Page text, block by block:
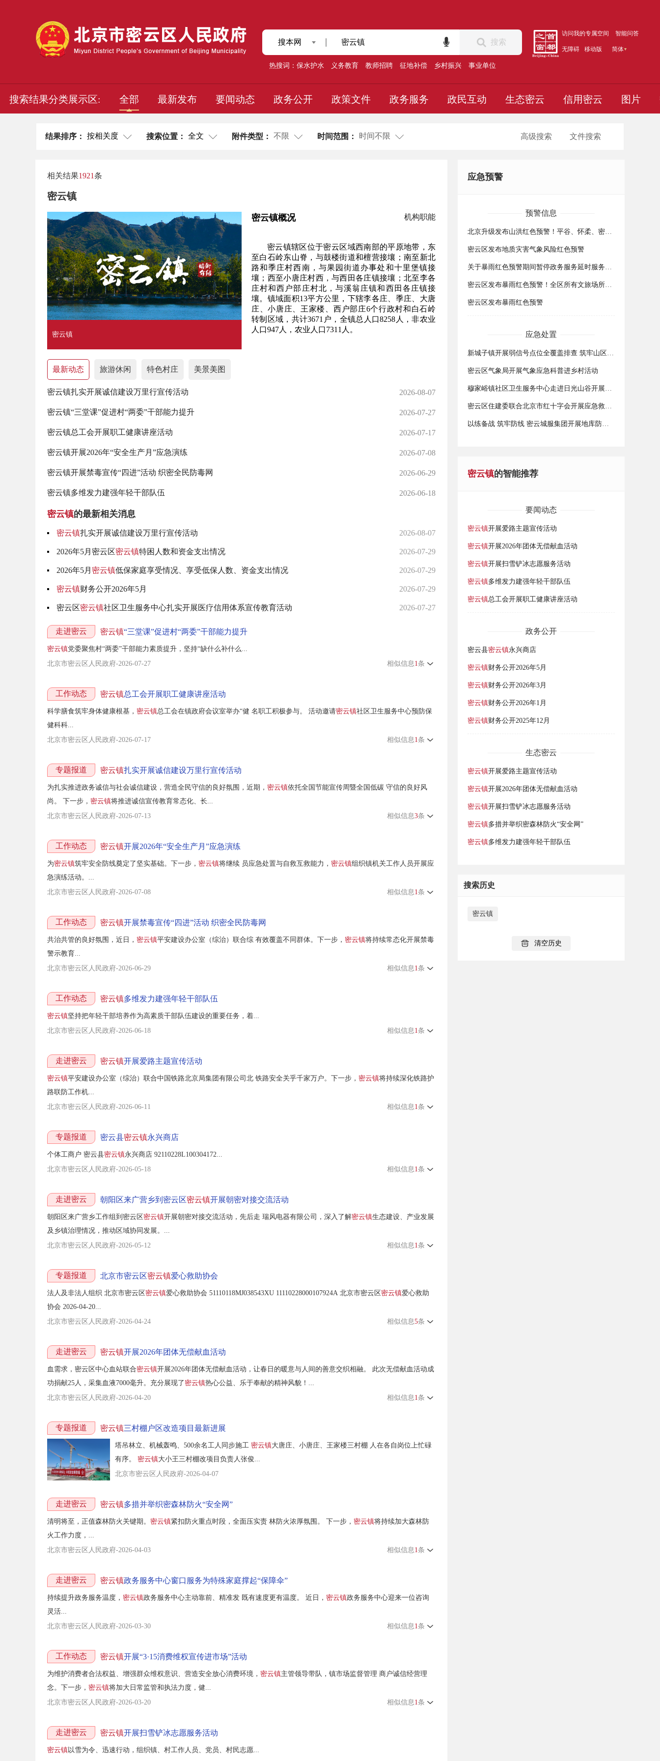
搜本网 搜索
热搜词： 保水护水 义务教育 教师招聘 征地补偿 乡村振兴 事业单位
访问我的专属空间 智能问答
无障碍 移动版 简体
搜索结果分类展示区: 全部 最新发布 要闻动态 政务公开 政策文件 政务服务 政民互动 生态密云 信用密云 图片
结果排序： 按相关度 搜索位置： 全文 附件类型： 不限 时间范围： 时间不限 高级搜索 文件搜索
相关结果1921条
密云镇
密云镇
密云镇概况 机构职能
密云镇辖区位于密云区域西南部的平原地带，东
至白石岭东山脊，与鼓楼街道和檀营接壤；南至新北
路和季庄村西南，与果园街道办事处和十里堡镇接
壤；西至小唐庄村西，与西田各庄镇接壤；北至李各
庄村和西户部庄村北，与溪翁庄镇和西田各庄镇接
壤。镇域面积13平方公里，下辖李各庄、季庄、大唐
庄、小唐庄、王家楼、西户部庄6个行政村和白石岭
转制区域，共计3671户，全镇总人口8258人，非农业
人口947人，农业人口7311人。
最新动态 旅游休闲 特色村庄 美景美图
密云镇扎实开展诚信建设万里行宣传活动 2026-08-07
密云镇“三堂课”促进村“两委”干部能力提升 2026-07-27
密云镇总工会开展职工健康讲座活动 2026-07-17
密云镇开展2026年“安全生产月”应急演练 2026-07-08
密云镇开展禁毒宣传“四进”活动 织密全民防毒网 2026-06-29
密云镇多维发力建强年轻干部队伍 2026-06-18
密云镇的最新相关消息
密云镇扎实开展诚信建设万里行宣传活动 2026-08-07
2026年5月密云区密云镇特困人数和资金支出情况 2026-07-29
2026年5月 密云镇低保家庭享受情况、享受低保人数、资金支出情况 2026-07-29
密云镇财务公开2026年5月 2026-07-29
密云区密云镇社区卫生服务中心扎实开展医疗信用体系宣传教育活动 2026-07-27
走进密云 密云镇“三堂课”促进村“两委”干部能力提升
密云镇党委聚焦村“两委”干部能力素质提升，坚持“缺什么补什么...
北京市密云区人民政府-2026-07-27
相似信息1条
工作动态 密云镇总工会开展职工健康讲座活动
科学膳食筑牢身体健康根基， 密云镇总工会在镇政府会议室举办“健 名职工积极参与。 活动邀请密云镇社区卫生服务中心预防保
健科科...
北京市密云区人民政府-2026-07-17
相似信息1条
专题报道 密云镇扎实开展诚信建设万里行宣传活动
为扎实推进政务诚信与社会诚信建设，营造全民守信的良好氛围，近期， 密云镇依托全国节能宣传周暨全国低碳 守信的良好风
尚。 下一步， 密云镇将推进诚信宣传教育常态化、长...
北京市密云区人民政府-2026-07-13
相似信息3条
工作动态 密云镇开展2026年“安全生产月”应急演练
为密云镇筑牢安全防线奠定了坚实基础。下一步， 密云镇将继续 员应急处置与自救互救能力， 密云镇组织镇机关工作人员开展应
急演练活动。...
北京市密云区人民政府-2026-07-08
相似信息1条
工作动态 密云镇开展禁毒宣传“四进”活动 织密全民防毒网
共治共管的良好氛围，近日， 密云镇平安建设办公室（综治）联合综 有效覆盖不同群体。下一步， 密云镇将持续常态化开展禁毒
警示教育...
北京市密云区人民政府-2026-06-29
相似信息1条
工作动态 密云镇多维发力建强年轻干部队伍
密云镇坚持把年轻干部培养作为高素质干部队伍建设的重要任务，着...
北京市密云区人民政府-2026-06-18
相似信息1条
走进密云 密云镇开展爱路主题宣传活动
密云镇平安建设办公室（综治）联合中国铁路北京局集团有限公司北 铁路安全关乎千家万户。下一步， 密云镇将持续深化铁路护
路联防工作机...
北京市密云区人民政府-2026-06-11
相似信息1条
专题报道 密云县密云镇永兴商店
个体工商户 密云县密云镇永兴商店 92110228L100304172...
北京市密云区人民政府-2026-05-18
相似信息1条
走进密云 朝阳区来广营乡到密云区密云镇开展朝密对接交流活动
朝阳区来广营乡工作组到密云区 密云镇开展朝密对接交流活动，先后走 瑞风电器有限公司，深入了解密云镇生态建设、产业发展
及乡镇治理情况，推动区域协同发展。...
北京市密云区人民政府-2026-05-12
相似信息1条
专题报道 北京市密云区密云镇爱心救助协会
法人及非法人组织 北京市密云区 密云镇爱心救助协会 51110118MJ038543XU 11110228000107924A 北京市密云区 密云镇爱心救助
协会 2026-04-20...
北京市密云区人民政府-2026-04-24
相似信息5条
走进密云 密云镇开展2026年团体无偿献血活动
血需求，密云区中心血站联合密云镇开展2026年团体无偿献血活动，让春日的暖意与人间的善意交织相融。 此次无偿献血活动成
功捐献25人，采集血液7000毫升。充分展现了 密云镇热心公益、乐于奉献的精神风貌！...
北京市密云区人民政府-2026-04-20
相似信息1条
专题报道 密云镇三村棚户区改造项目最新进展
塔吊林立、机械轰鸣、500余名工人同步施工 密云镇大唐庄、小唐庄、王家楼三村棚 人在各自岗位上忙碌
有序。 密云镇大小王三村棚改项目负责人张俊...
北京市密云区人民政府-2026-04-07
走进密云 密云镇多措并举织密森林防火“安全网”
清明将至，正值森林防火关键期。 密云镇紧扣防火重点时段，全面压实责 林防火浓厚氛围。 下一步， 密云镇将持续加大森林防
火工作力度，...
北京市密云区人民政府-2026-04-03
相似信息1条
走进密云 密云镇政务服务中心窗口服务为特殊家庭撑起“保障伞”
持续提升政务服务温度， 密云镇政务服务中心主动靠前、精准发 既有速度更有温度。 近日， 密云镇政务服务中心迎来一位咨询
灵活...
北京市密云区人民政府-2026-03-30
相似信息1条
工作动态 密云镇开展“3·15消费维权宣传进市场”活动
为维护消费者合法权益、增强群众维权意识、营造安全放心消费环境， 密云镇主管领导带队，镇市场监督管理 商户诚信经营理
念。下一步， 密云镇将加大日常监管和执法力度，健...
北京市密云区人民政府-2026-03-20
相似信息1条
走进密云 密云镇开展扫雪铲冰志愿服务活动
密云镇以雪为令、迅速行动，组织镇、村工作人员、党员、村民志愿...
应急预警
预警信息
北京升级发布山洪红色预警！平谷、怀柔、密云、房山、门头沟区山洪可能性很大，请远离山洪沟道！
密云区发布地质灾害气象风险红色预警
关于暴雨红色预警期间暂停政务服务延时服务的通知
密云区发布暴雨红色预警！全区所有文旅场所临时关停
密云区发布暴雨红色预警
应急处置
新城子镇开展弱信号点位全覆盖排查 筑牢山区应急通信安全防线
密云区气象局开展气象应急科普进乡村活动
穆家峪镇社区卫生服务中心走进日光山谷开展夏日健康安全与应急救护专题培训
密云区住建委联合北京市红十字会开展应急救护培训
以练备战 筑牢防线 密云城服集团开展地库防汛应急演练
密云镇的智能推荐
要闻动态
密云镇开展爱路主题宣传活动
密云镇开展2026年团体无偿献血活动
密云镇开展扫雪铲冰志愿服务活动
密云镇多维发力建强年轻干部队伍
密云镇总工会开展职工健康讲座活动
政务公开
密云县密云镇永兴商店
密云镇财务公开2026年5月
密云镇财务公开2026年3月
密云镇财务公开2026年1月
密云镇财务公开2025年12月
生态密云
密云镇开展爱路主题宣传活动
密云镇开展2026年团体无偿献血活动
密云镇开展扫雪铲冰志愿服务活动
密云镇多措并举织密森林防火“安全网”
密云镇多维发力建强年轻干部队伍
搜索历史
密云镇
清空历史